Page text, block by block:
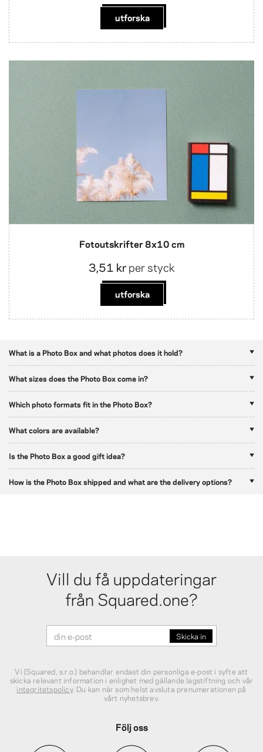
utforska
Fotoutskrifter 8x10 cm
3,51 krper styck
utforska
What is a Photo Box and what photos does it hold?
What sizes does the Photo Box come in?
Which photo formats fit in the Photo Box?
What colors are available?
Is the Photo Box a good gift idea?
How is the Photo Box shipped and what are the delivery options?
Vill du få uppdateringar
från Squared.one?
Vi (Squared, s.r.o.) behandlar endast din personliga e‑post i syfte att
skicka relevant information i enlighet med gällande lagstiftning och vår
integritetspolicy. Du kan när som helst avsluta prenumerationen på
vårt nyhetsbrev.
Följ oss